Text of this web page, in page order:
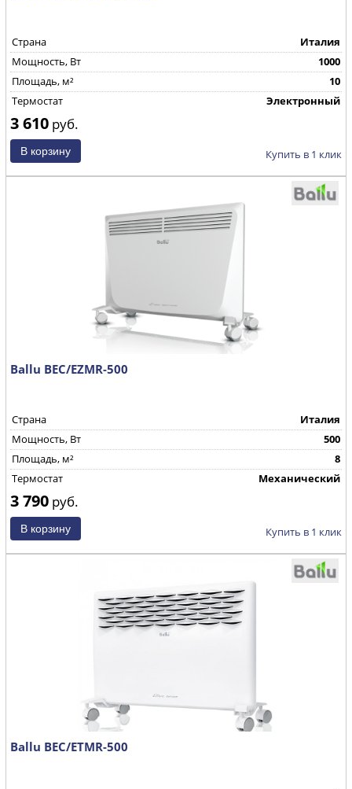
Страна
Италия
Mощность, Вт
1000
Площадь, м²
10
Термостат
Электронный
3 610 руб.
Купить в 1 клик
Ballu BEC/EZMR-500
Страна
Италия
Mощность, Вт
500
Площадь, м²
8
Термостат
Механический
3 790 руб.
Купить в 1 клик
Ballu BEC/ETMR-500